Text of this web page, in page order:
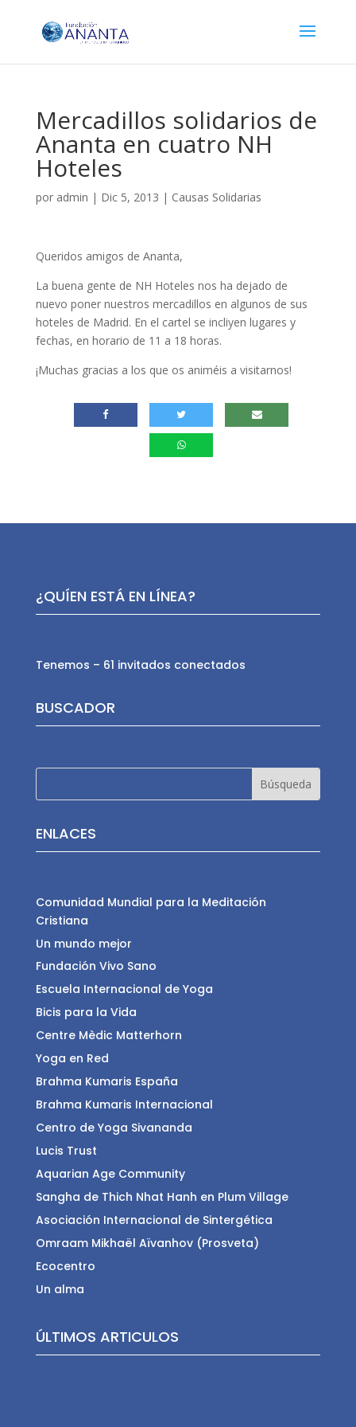
Mercadillos solidarios de
Ananta en cuatro NH
Hoteles
por admin | Dic 5, 2013 | Causas Solidarias
Queridos amigos de Ananta,
La buena gente de NH Hoteles nos ha dejado de
nuevo poner nuestros mercadillos en algunos de sus
hoteles de Madrid. En el cartel se incliyen lugares y
fechas, en horario de 11 a 18 horas.
¡Muchas gracias a los que os animéis a visitarnos!
¿QUÍEN ESTÁ EN LÍNEA?
Tenemos – 61 invitados conectados
BUSCADOR
ENLACES
Comunidad Mundial para la Meditación
Cristiana
Un mundo mejor
Fundación Vivo Sano
Escuela Internacional de Yoga
Bicis para la Vida
Centre Mèdic Matterhorn
Yoga en Red
Brahma Kumaris España
Brahma Kumaris Internacional
Centro de Yoga Sivananda
Lucis Trust
Aquarian Age Community
Sangha de Thich Nhat Hanh en Plum Village
Asociación Internacional de Sintergética
Omraam Mikhaël Aïvanhov (Prosveta)
Ecocentro
Un alma
ÚLTIMOS ARTICULOS